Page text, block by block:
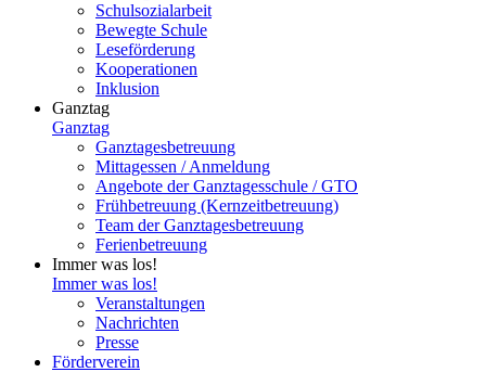
Schulsozialarbeit
Bewegte Schule
Leseförderung
Kooperationen
Inklusion
Ganztag
Ganztag
Ganztagesbetreuung
Mittagessen / Anmeldung
Angebote der Ganztagesschule / GTO
Frühbetreuung (Kernzeitbetreuung)
Team der Ganztagesbetreuung
Ferienbetreuung
Immer was los!
Immer was los!
Veranstaltungen
Nachrichten
Presse
Förderverein